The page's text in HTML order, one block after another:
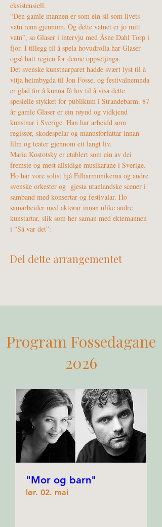
eksistensiell.
“Den gamle mannen er som ein sil som livets
vatn renn gjennom. Og dette vatnet er jo mitt
vatn”, sa Glaser i intervju med Åsne Dahl Torp i
fjor. I tillegg til å spela hovudrolla har Glaser
også hatt regien for denne oppsetjinga.
Det svenske kunstnarparet hadde svært lyst til å
vitja heimbygda til Jon Fosse, og festivalnemnda
er glad for å kunna få lov til å visa dette
spesielle stykket for publikum i Strandebarm. 87
år gamle Glaser er ein røynd og vidkjend
kunstnar i Sverige. Han har arbeidd som
regissør, skodespelar og manusforfattar innan
film og teater gjennom eit langt liv.
Maria Kostotsky er etablert som ein av dei
fremste og mest allsidige musikarane i Sverige.
Ho har vore solist hjå Filharmonikerna og andre
svenske orkester og  gjesta utanlandske scener i
samband med konsertar og festivalar. Ho
samarbeider med aktørar innan ulike andre
kunstartar, slik som her saman med ektemannen
i “Så var det”:
Del dette arrangementet
Program Fossedagane
2026
"Mor og barn"
lør. 02. mai